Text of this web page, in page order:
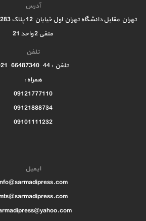
آدرس
منفی 2 واحد 21
تلفن
تلفن : 44-66487340-021
همراه :
09121777110
09121888734
09101111232
ایمیل